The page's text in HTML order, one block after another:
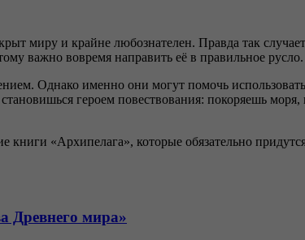
миру и крайне любознателен. Правда так
важно вовремя направить её в правильное русло.
Однако именно они могут помочь
героем повествования: покоряешь
«Архипелага», которые обязательно
Древнего мира»